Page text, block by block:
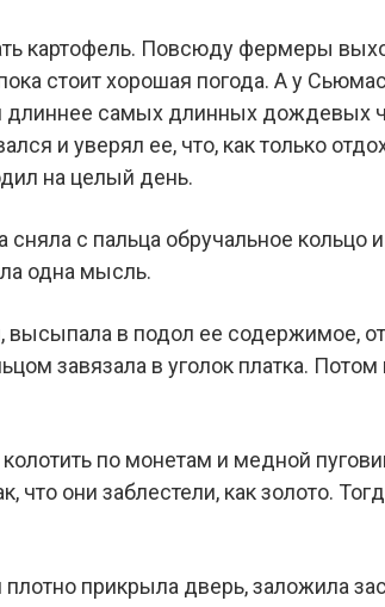
картофель. Повсюду фермеры
стоит хорошая погода. А у
длиннее самых длинных дождевых
и уверял ее, что, как только
на целый день.
сняла с пальца обручальное кольцо
одна мысль.
высыпала в подол ее содержимое,
завязала в уголок платка.
по монетам и медной
что они заблестели, как золото.
прикрыла дверь, заложила